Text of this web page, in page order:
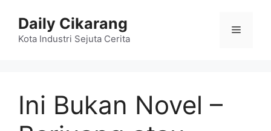
Daily Cikarang
Kota Industri Sejuta Cerita
Menu
Ini Bukan Novel –